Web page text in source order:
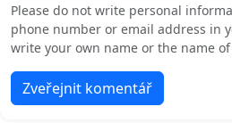
Please do not write personal
phone number or email address in
write your own name or the name
Zveřejnit komentář